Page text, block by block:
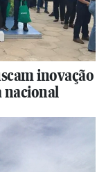
inovação
nacional